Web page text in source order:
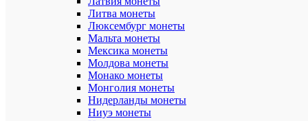
Литва монеты
Люксембург монеты
Мальта монеты
Мексика монеты
Молдова монеты
Монако монеты
Монголия монеты
Нидерланды монеты
Ниуэ монеты